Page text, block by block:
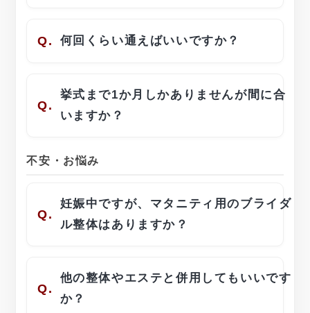
Q. 何回くらい通えばいいですか？
Q.
挙式まで1か月しかありませんが間に合
いますか？
不安・お悩み
Q.
妊娠中ですが、マタニティ用のブライダ
ル整体はありますか？
Q.
他の整体やエステと併用してもいいです
か？